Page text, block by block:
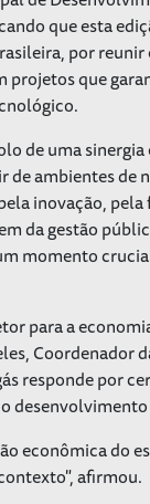
que esta
por reunir
projetos que
de uma
de ambientes de
inovação,
da gestão
momento
para a
Coordenador
responde por
desenvolvimento
econômica do
afirmou.